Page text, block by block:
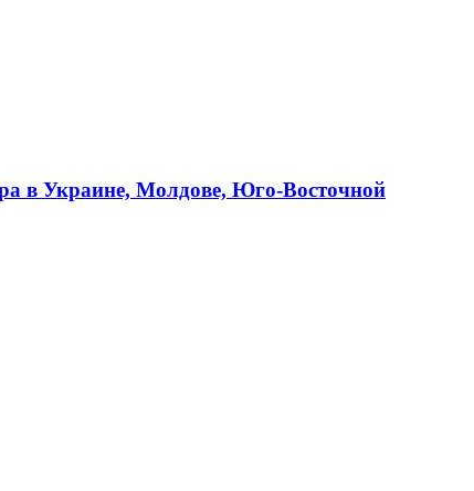
в Украине, Молдове, Юго-Восточной